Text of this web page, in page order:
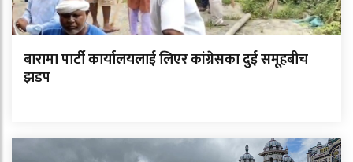
बारामा पार्टी कार्यालयलाई लिएर कांग्रेसका दुई समूहबीच
झडप